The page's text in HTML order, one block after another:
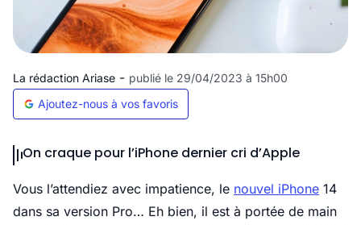
La rédaction Ariase - publié le 29/04/2023 à 15h00
Ajoutez-nous à vos favoris
On craque pour l’iPhone dernier cri d’Apple
Vous l’attendiez avec impatience, le nouvel iPhone 14
dans sa version Pro… Eh bien, il est à portée de main